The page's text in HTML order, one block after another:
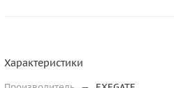
Характеристики